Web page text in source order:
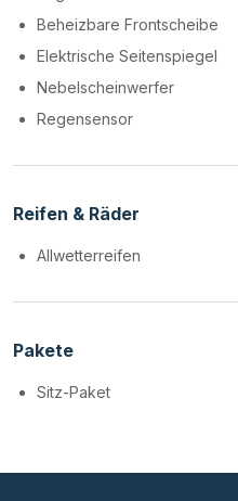
Beheizbare Frontscheibe
Elektrische Seitenspiegel
Nebelscheinwerfer
Regensensor
Reifen & Räder
Allwetterreifen
Pakete
Sitz-Paket